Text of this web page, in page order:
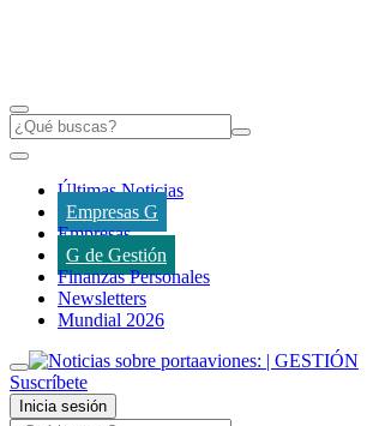
Últimas Noticias
Empresas G
Empresas
G de Gestión
Finanzas Personales
Newsletters
Mundial 2026
Suscríbete
Inicia sesión